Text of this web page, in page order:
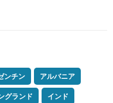
ンチン
アルバニア
グランド
インド